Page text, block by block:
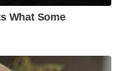
What Some